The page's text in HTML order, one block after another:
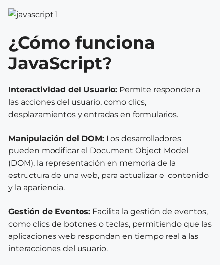
¿Cómo funciona
JavaScript?
Interactividad del Usuario: Permite responder a
las acciones del usuario, como clics,
desplazamientos y entradas en formularios.
Manipulación del DOM: Los desarrolladores
pueden modificar el Document Object Model
(DOM), la representación en memoria de la
estructura de una web, para actualizar el contenido
y la apariencia.
Gestión de Eventos: Facilita la gestión de eventos,
como clics de botones o teclas, permitiendo que las
aplicaciones web respondan en tiempo real a las
interacciones del usuario.